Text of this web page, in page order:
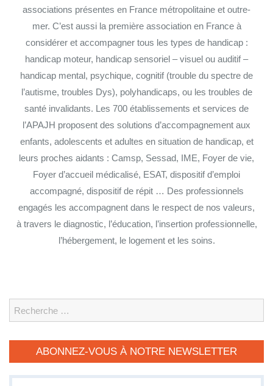
associations présentes en France métropolitaine et outre-
mer. C’est aussi la première association en France à
considérer et accompagner tous les types de handicap :
handicap moteur, handicap sensoriel – visuel ou auditif –
handicap mental, psychique, cognitif (trouble du spectre de
l’autisme, troubles Dys), polyhandicaps, ou les troubles de
santé invalidants. Les 700 établissements et services de
l’APAJH proposent des solutions d’accompagnement aux
enfants, adolescents et adultes en situation de handicap, et
leurs proches aidants : Camsp, Sessad, IME, Foyer de vie,
Foyer d’accueil médicalisé, ESAT, dispositif d’emploi
accompagné, dispositif de répit … Des professionnels
engagés les accompagnent dans le respect de nos valeurs,
à travers le diagnostic, l’éducation, l’insertion professionnelle,
l’hébergement, le logement et les soins.
Search
ABONNEZ-VOUS À NOTRE NEWSLETTER